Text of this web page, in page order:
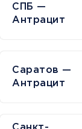
СПБ —
Антрацит
Саратов —
Антрацит
Санкт-